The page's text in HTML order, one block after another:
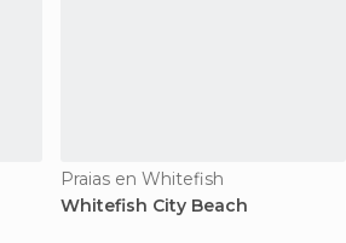
Praias en Whitefish
Whitefish City Beach